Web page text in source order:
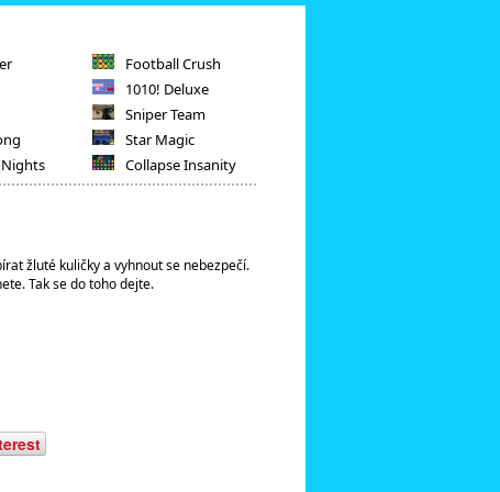
Nights
Football Crush
1010! Deluxe
Sniper Team
Star Magic
Collapse Insanity
žluté kuličky a vyhnout se nebezpečí.
Tak se do toho dejte.